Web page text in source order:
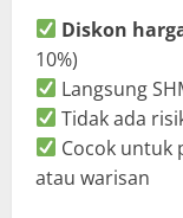
Diskon
10%)
Langsung
Tidak ada
Cocok untuk
atau warisan